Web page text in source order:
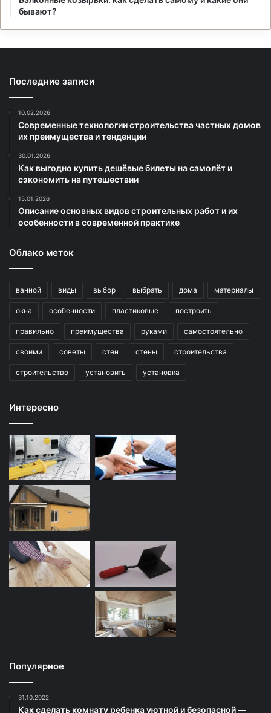
бывают?
Последние записи
10.02.2026
Современные технологии строительства частных домов
их преимущества и тенденции
30.01.2026
Как выгодно купить дешёвые билеты на самолёт и
сэкономить на путешествии
15.01.2026
Описание основных видов строительных работ и их
особенности в современной практике
Облако меток
ванной виды выбор выбрать дома материалы
окна особенности пластиковые построить
правильно преимущества руками самостоятельно
своими советы стен стены строительства
строительство установить установка
Интересно
Популярное
31.10.2022
Как сделать комнату ребенка уютной и безопасной —